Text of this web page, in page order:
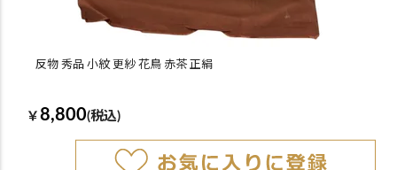
反物 秀品 小紋 更紗 花鳥 赤茶 正絹
￥ 8,800(税込)